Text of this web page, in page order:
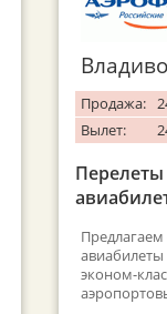
Продажа:
Вылет:
авиабилеты
эконом-